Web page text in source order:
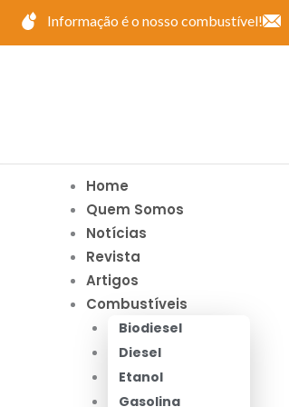
para
Informação é o nosso combustível!
Home
Quem Somos
Notícias
Revista
Artigos
Combustíveis
Biodiesel
Diesel
Etanol
Gasolina